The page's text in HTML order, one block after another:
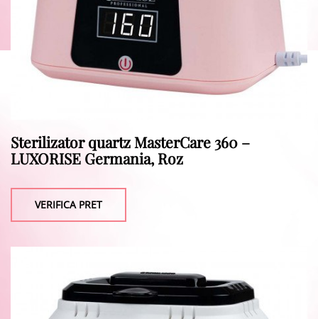
Sterilizator quartz MasterCare 360 –
LUXORISE Germania, Roz
VERIFICA PRET